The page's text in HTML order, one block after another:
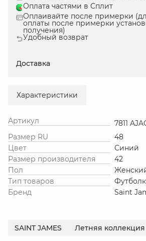
Оплата частями в Сплит
Оплаивайте после примерки
оплаты после примерки
получения)
Удобный возврат
Доставка
Характеристики
Артикул
7811
Размер RU
48
Цвет
Синий
Размер производителя
42
Пол
Тип товаров
Бренд
Saint
SAINT JAMES Летняя коллекция